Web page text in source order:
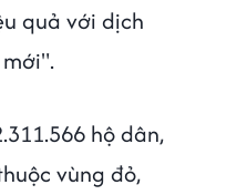
quả với dịch
hộ dân,
vùng đỏ,